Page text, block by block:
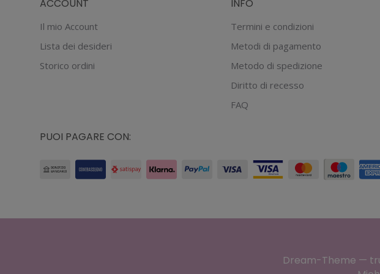
ACCOUNT
Il mio Account
Lista dei desideri
Storico ordini
INFO
Termini e condizioni
Metodi di pagamento
Metodo di spedizione
Diritto di recesso
FAQ
PUOI PAGARE CON:
Dream-Theme —